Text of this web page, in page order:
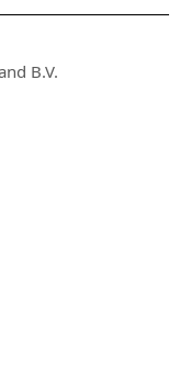
B.V.